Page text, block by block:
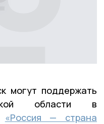
могут поддержать
области в
«Россия — страна